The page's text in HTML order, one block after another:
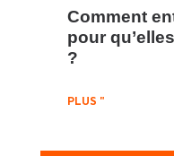
Comment
pour
?
PLUS "